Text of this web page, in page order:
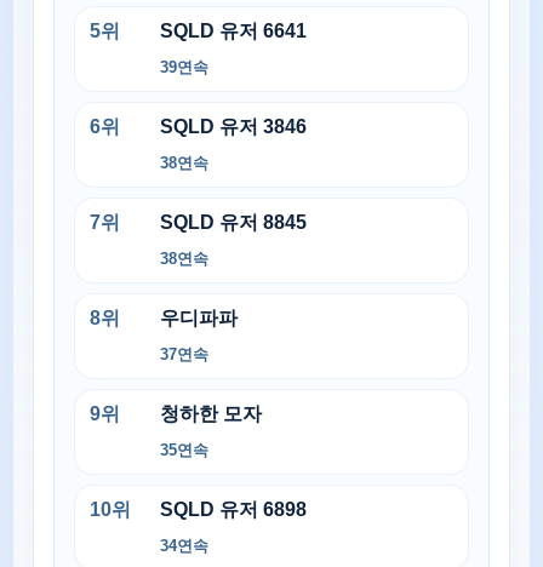
5위 SQLD 유저 6641
39연속
6위 SQLD 유저 3846
38연속
7위 SQLD 유저 8845
38연속
8위 우디파파
37연속
9위 청하한 모자
35연속
10위 SQLD 유저 6898
34연속